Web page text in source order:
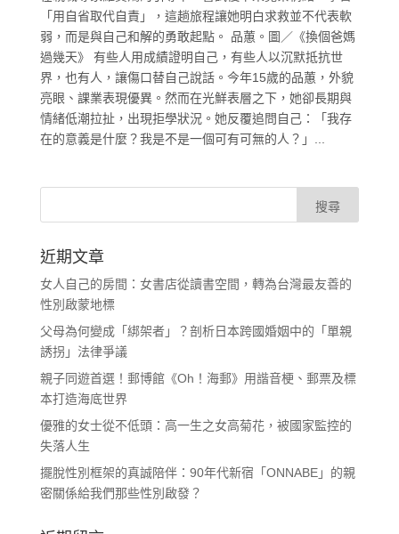
「用自省取代自責」，這趟旅程讓她明白求救並不代表軟
弱，而是與自己和解的勇敢起點。 品蕙。圖／《換個爸媽
過幾天》 有些人用成績證明自己，有些人以沉默抵抗世
界，也有人，讓傷口替自己說話。今年15歲的品蕙，外貌
亮眼、課業表現優異。然而在光鮮表層之下，她卻長期與
情緒低潮拉扯，出現拒學狀況。她反覆追問自己：「我存
在的意義是什麼？我是不是一個可有可無的人？」...
近期文章
女人自己的房間：女書店從讀書空間，轉為台灣最友善的
性別啟蒙地標
父母為何變成「綁架者」？剖析日本跨國婚姻中的「單親
誘拐」法律爭議
親子同遊首選！郵博館《Oh！海郵》用諧音梗、郵票及標
本打造海底世界
優雅的女士從不低頭：高一生之女高菊花，被國家監控的
失落人生
擺脫性別框架的真誠陪伴：90年代新宿「ONNABE」的親
密關係給我們那些性別啟發？